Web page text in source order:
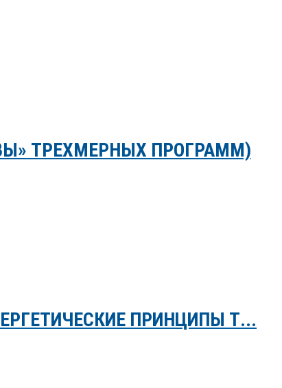
ТРЕХМЕРНЫХ ПРОГРАММ)
ПРИНЦИПЫ Т...